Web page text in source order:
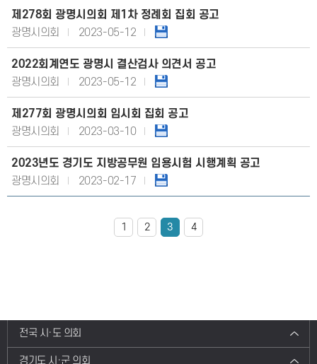
제278회 광명시의회 제1차 정례회 집회 공고
광명시의회
2023-05-12
2022회계연도 광명시 결산검사 의견서 공고
광명시의회
2023-05-12
제277회 광명시의회 임시회 집회 공고
광명시의회
2023-03-10
2023년도 경기도 지방공무원 임용시험 시행계획 공고
광명시의회
2023-02-17
1 2 3 4
전국 시·도 의회
경기도 시·군 의회